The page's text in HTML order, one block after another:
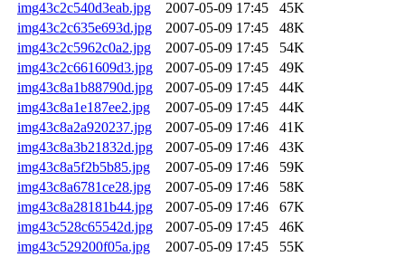
img43c2c540d3eab.jpg
2007-05-09 17:45
45K
img43c2c635e693d.jpg
2007-05-09 17:45
48K
img43c2c5962c0a2.jpg
2007-05-09 17:45
54K
img43c2c661609d3.jpg
2007-05-09 17:45
49K
img43c8a1b88790d.jpg
2007-05-09 17:45
44K
img43c8a1e187ee2.jpg
2007-05-09 17:45
44K
img43c8a2a920237.jpg
2007-05-09 17:46
41K
img43c8a3b21832d.jpg
2007-05-09 17:46
43K
img43c8a5f2b5b85.jpg
2007-05-09 17:46
59K
img43c8a6781ce28.jpg
2007-05-09 17:46
58K
img43c8a28181b44.jpg
2007-05-09 17:46
67K
img43c528c65542d.jpg
2007-05-09 17:45
46K
img43c529200f05a.jpg
2007-05-09 17:45
55K